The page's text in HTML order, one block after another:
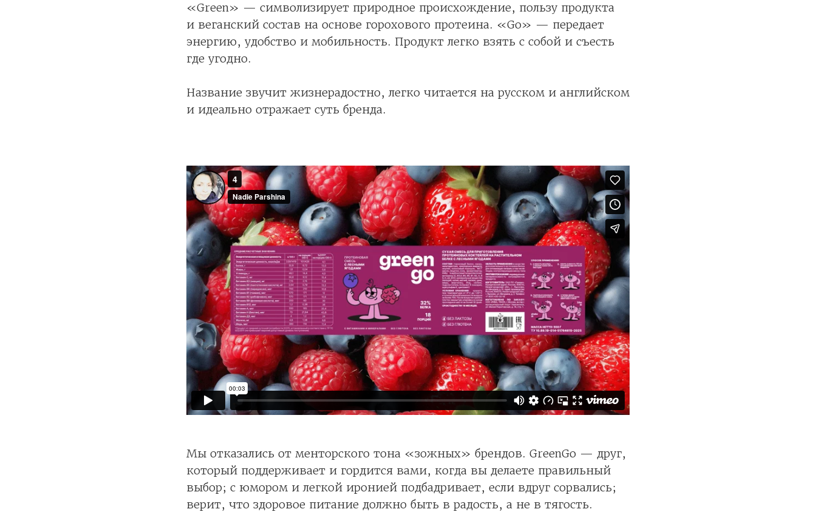
«Green» — символизирует природное происхождение, пользу продукта
и веганский состав на основе горохового протеина. «Go» — передает
энергию, удобство и мобильность. Продукт легко взять с собой и съесть
где угодно.
Название звучит жизнерадостно, легко читается на русском и английском
и идеально отражает суть бренда.
Мы отказались от менторского тона «зожных» брендов. GreenGo — друг,
который поддерживает и гордится вами, когда вы делаете правильный
выбор; с юмором и легкой иронией подбадривает, если вдруг сорвались;
верит, что здоровое питание должно быть в радость, а не в тягость.